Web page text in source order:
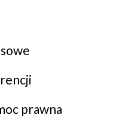
prawna